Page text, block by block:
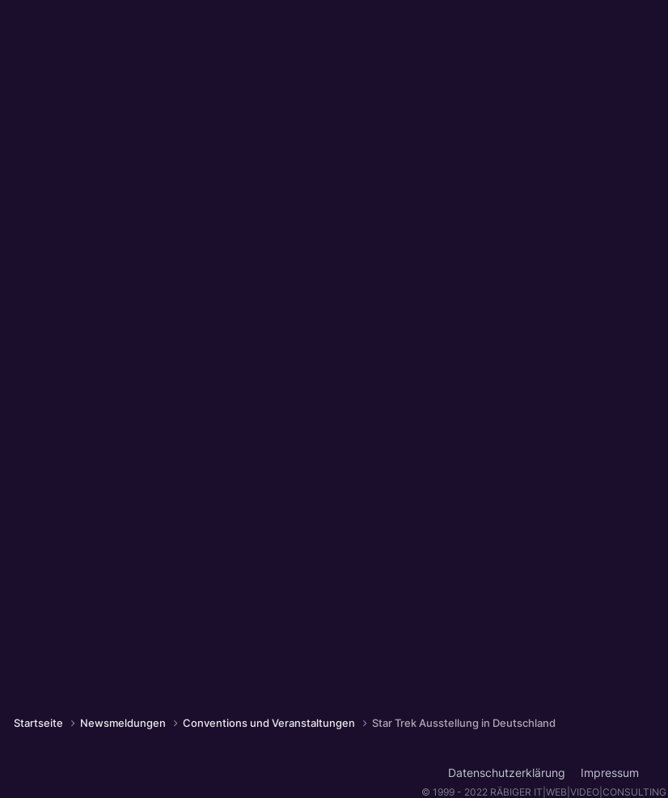
Startseite Newsmeldungen Conventions und Veranstaltungen Star Trek Ausstellung in Deutschland
Datenschutzerklärung Impressum
© 1999 - 2022 RÄBIGER IT|WEB|VIDEO|CONSULTING